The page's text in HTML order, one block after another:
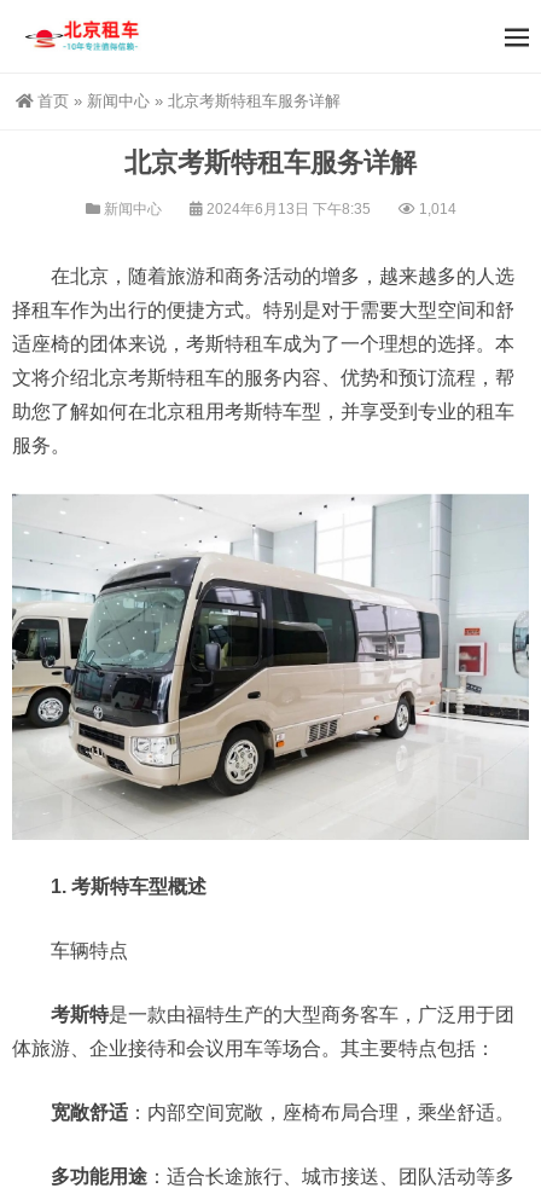
首页 » 新闻中心 » 北京考斯特租车服务详解
北京考斯特租车服务详解
新闻中心 2024年6月13日 下午8:35 1,014
在北京，随着旅游和商务活动的增多，越来越多的人选
择租车作为出行的便捷方式。特别是对于需要大型空间和舒
适座椅的团体来说，考斯特租车成为了一个理想的选择。本
文将介绍北京考斯特租车的服务内容、优势和预订流程，帮
助您了解如何在北京租用考斯特车型，并享受到专业的租车
服务。
1. 考斯特车型概述
车辆特点
考斯特是一款由福特生产的大型商务客车，广泛用于团
体旅游、企业接待和会议用车等场合。其主要特点包括：
宽敞舒适 ：内部空间宽敞，座椅布局合理，乘坐舒适。
多功能用途 ：适合长途旅行、城市接送、团队活动等多